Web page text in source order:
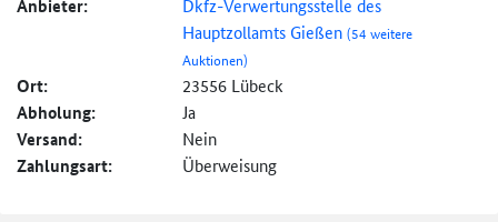
Anbieter:
Dkfz-Verwertungsstelle des
Hauptzollamts Gießen(54 weitere
Auktionen)
Ort: 23556 Lübeck
Abholung: Ja
Versand: Nein
Zahlungsart: Überweisung